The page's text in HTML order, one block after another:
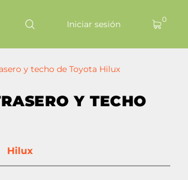
Iniciar sesión 0
y techo de Toyota Hilux
Y TECHO
Hilux